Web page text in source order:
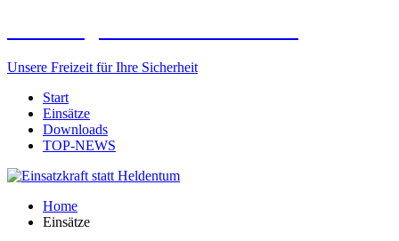
Unsere Freizeit für Ihre Sicherheit
Start
Einsätze
Downloads
TOP-NEWS
Home
Einsätze